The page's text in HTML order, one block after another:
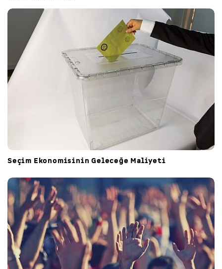
Seçim Ekonomisinin Geleceğe Maliyeti